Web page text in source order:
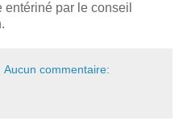
par le conseil
Aucun commentaire: